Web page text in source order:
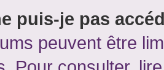
puis-je pas
peuvent être